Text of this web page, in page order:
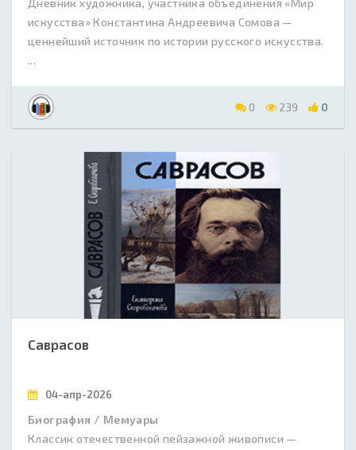
Дневник художника, участника объединения «Мир
искусства» Константина Андреевича Сомова —
ценнейший источник по истории русского искусства.
...
0 239 0
Саврасов
04-апр-2026
Биография / Мемуары
Классик отечественной пейзажной живописи —